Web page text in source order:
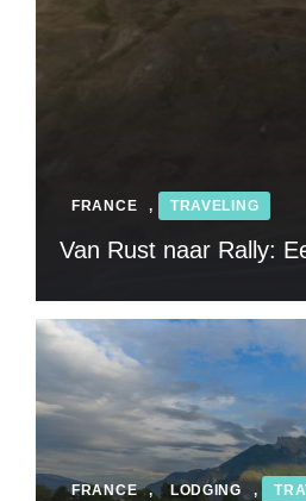
FRANCE , TRAVELING
Van Rust naar Rally:
FRANCE , LODGING ,